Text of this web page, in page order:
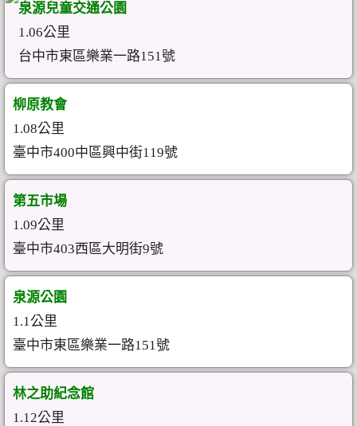
泉源兒童交通公園
1.06公里
台中市東區樂業一路151號
柳原教會
1.08公里
臺中市400中區興中街119號
第五市場
1.09公里
臺中市403西區大明街9號
泉源公園
1.1公里
臺中市東區樂業一路151號
林之助紀念館
1.12公里